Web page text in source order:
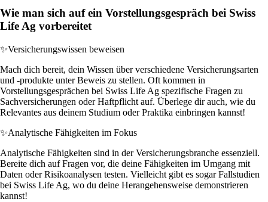
Wie man sich auf ein Vorstellungsgespräch bei Swiss
Life Ag vorbereitet
✨Versicherungswissen beweisen
Mach dich bereit, dein Wissen über verschiedene Versicherungsarten
und -produkte unter Beweis zu stellen. Oft kommen in
Vorstellungsgesprächen bei Swiss Life Ag spezifische Fragen zu
Sachversicherungen oder Haftpflicht auf. Überlege dir auch, wie du
Relevantes aus deinem Studium oder Praktika einbringen kannst!
✨Analytische Fähigkeiten im Fokus
Analytische Fähigkeiten sind in der Versicherungsbranche essenziell.
Bereite dich auf Fragen vor, die deine Fähigkeiten im Umgang mit
Daten oder Risikoanalysen testen. Vielleicht gibt es sogar Fallstudien
bei Swiss Life Ag, wo du deine Herangehensweise demonstrieren
kannst!